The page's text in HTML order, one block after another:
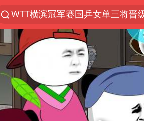
WTT横滨冠军赛国乒女单三将晋
光影经济撬动暑期消费新蓝海
微信又有新功能，你可以“撤回”
郑丽文：台湾从来没有“独立”过
央视新主播李秋莹孙亚鹏亮相
新疆优化调整景区内自驾服务费